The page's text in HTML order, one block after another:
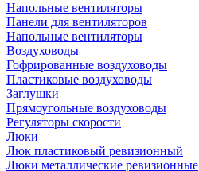
Напольные вентиляторы
Панели для вентиляторов
Напольные вентиляторы
Воздуховоды
Гофрированные воздуховоды
Пластиковые воздуховоды
Заглушки
Прямоугольные воздуховоды
Регуляторы скорости
Люки
Люк пластиковый ревизионный
Люки металлические ревизионные